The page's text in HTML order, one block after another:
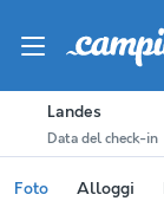
Landes
Data del check-in
Foto Alloggi